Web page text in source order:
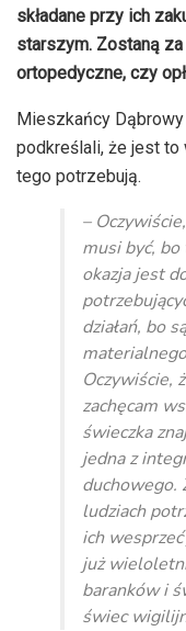
składane przy ich
starszym. Zostaną
ortopedyczne, czy
Mieszkańcy
podkreślali, że jest to
tego potrzebują.
–
musi być,
okazja jest
działań, bo
Oczywiście,
zachęcam
świeczka
jedna z
duchowego.
ludziach
ich
już
baranków i
świec